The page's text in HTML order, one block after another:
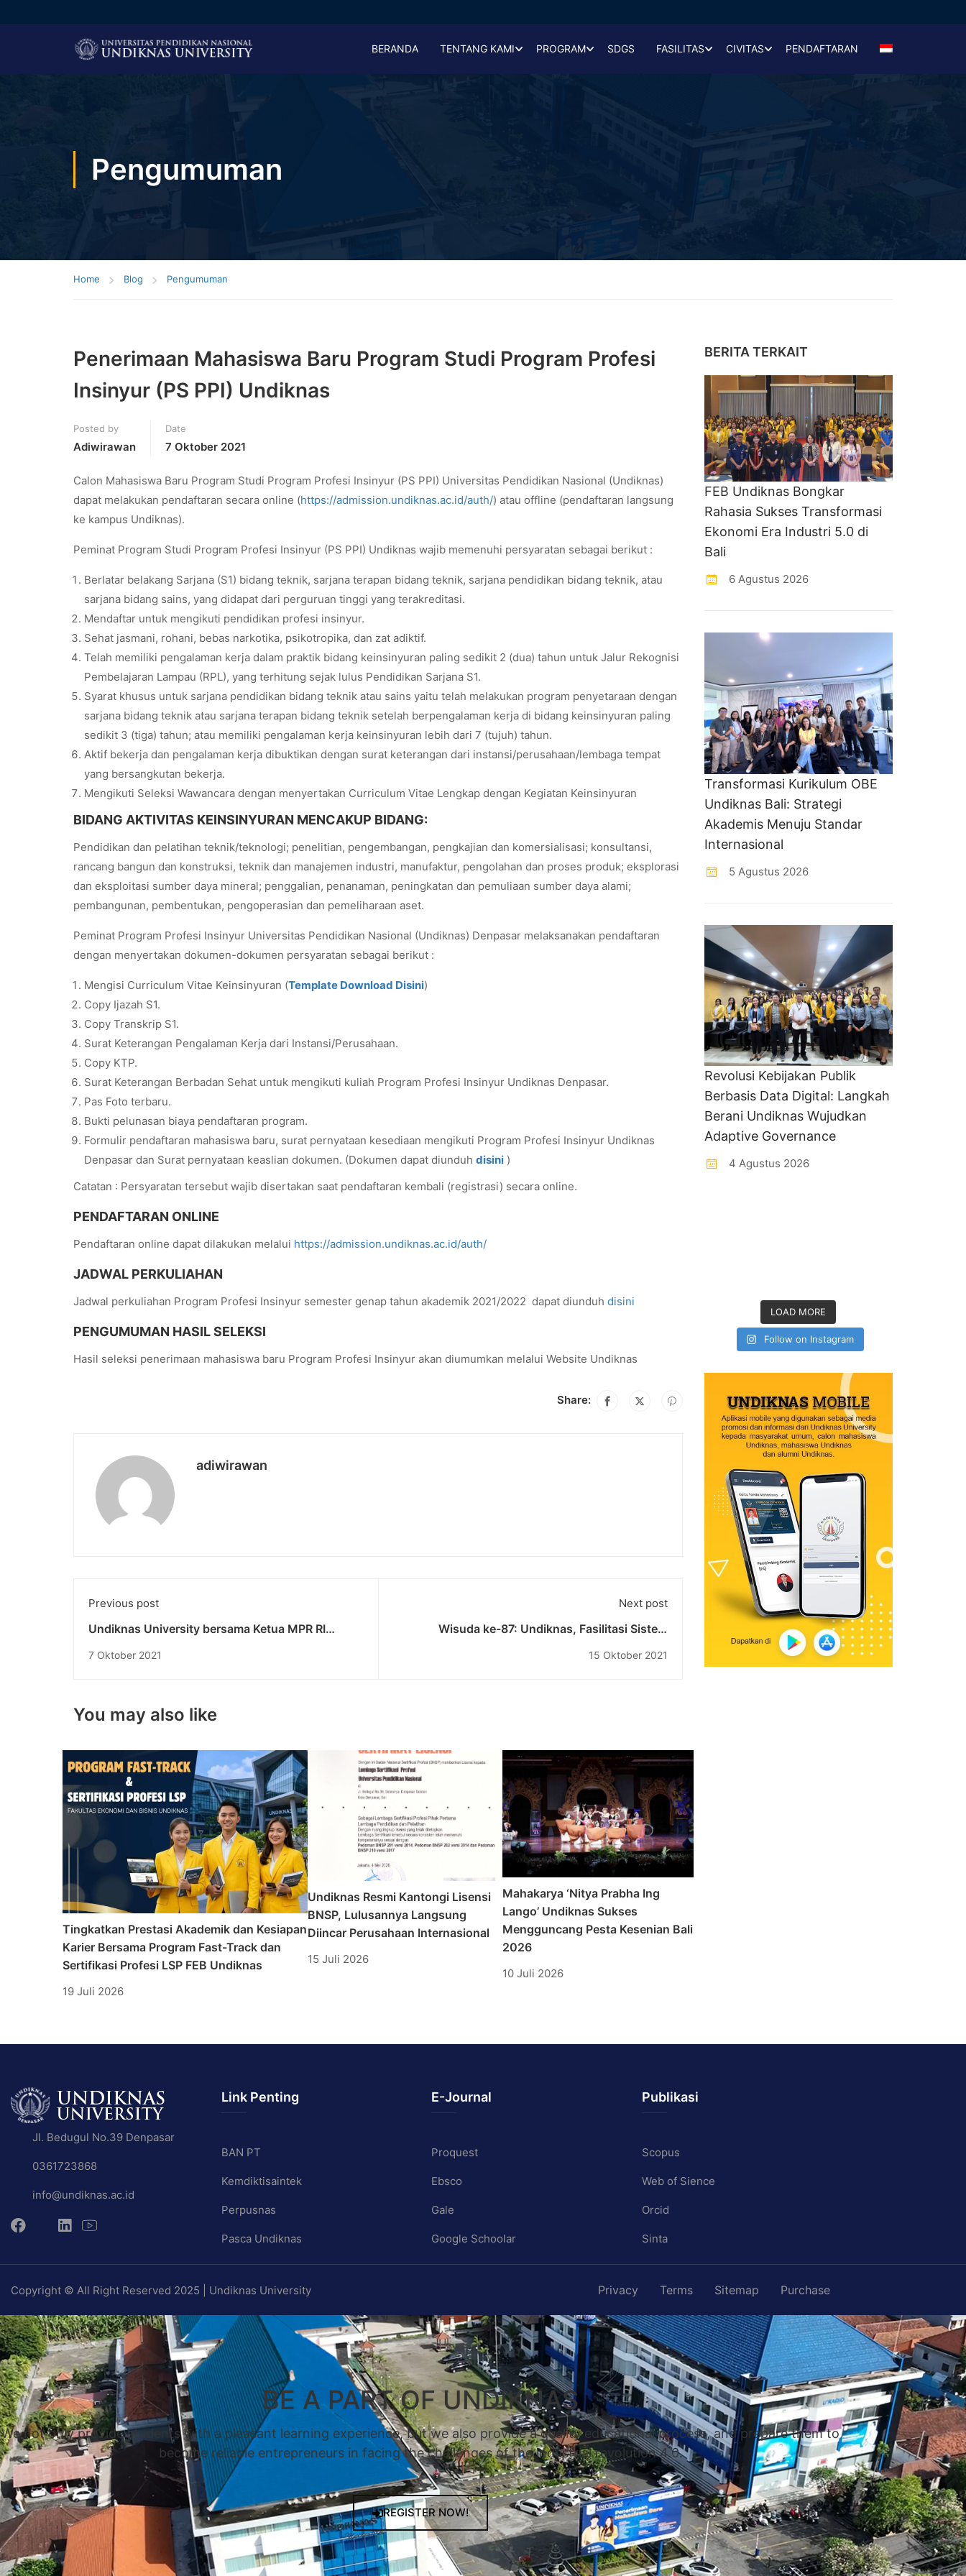
BERANDA TENTANG KAMI PROGRAM SDGS FASILITAS CIVITAS PENDAFTARAN
Pengumuman
Home Blog Pengumuman
Penerimaan Mahasiswa Baru Program Studi Program Profesi
Insinyur (PS PPI) Undiknas
Posted by
Adiwirawan
Date
7 Oktober 2021
Calon Mahasiswa Baru Program Studi Program Profesi Insinyur (PS PPI) Universitas Pendidikan Nasional (Undiknas)
dapat melakukan pendaftaran secara online (https://admission.undiknas.ac.id/auth/) atau offline (pendaftaran langsung
ke kampus Undiknas).
Peminat Program Studi Program Profesi Insinyur (PS PPI) Undiknas wajib memenuhi persyaratan sebagai berikut :
Berlatar belakang Sarjana (S1) bidang teknik, sarjana terapan bidang teknik, sarjana pendidikan bidang teknik, atau
sarjana bidang sains, yang didapat dari perguruan tinggi yang terakreditasi.
Mendaftar untuk mengikuti pendidikan profesi insinyur.
Sehat jasmani, rohani, bebas narkotika, psikotropika, dan zat adiktif.
Telah memiliki pengalaman kerja dalam praktik bidang keinsinyuran paling sedikit 2 (dua) tahun untuk Jalur Rekognisi
Pembelajaran Lampau (RPL), yang terhitung sejak lulus Pendidikan Sarjana S1.
Syarat khusus untuk sarjana pendidikan bidang teknik atau sains yaitu telah melakukan program penyetaraan dengan
sarjana bidang teknik atau sarjana terapan bidang teknik setelah berpengalaman kerja di bidang keinsinyuran paling
sedikit 3 (tiga) tahun; atau memiliki pengalaman kerja keinsinyuran lebih dari 7 (tujuh) tahun.
Aktif bekerja dan pengalaman kerja dibuktikan dengan surat keterangan dari instansi/perusahaan/lembaga tempat
yang bersangkutan bekerja.
Mengikuti Seleksi Wawancara dengan menyertakan Curriculum Vitae Lengkap dengan Kegiatan Keinsinyuran
BIDANG AKTIVITAS KEINSINYURAN MENCAKUP BIDANG:
Pendidikan dan pelatihan teknik/teknologi; penelitian, pengembangan, pengkajian dan komersialisasi; konsultansi,
rancang bangun dan konstruksi, teknik dan manajemen industri, manufaktur, pengolahan dan proses produk; eksplorasi
dan eksploitasi sumber daya mineral; penggalian, penanaman, peningkatan dan pemuliaan sumber daya alami;
pembangunan, pembentukan, pengoperasian dan pemeliharaan aset.
Peminat Program Profesi Insinyur Universitas Pendidikan Nasional (Undiknas) Denpasar melaksanakan pendaftaran
dengan menyertakan dokumen-dokumen persyaratan sebagai berikut :
Mengisi Curriculum Vitae Keinsinyuran (Template Download Disini)
Copy Ijazah S1.
Copy Transkrip S1.
Surat Keterangan Pengalaman Kerja dari Instansi/Perusahaan.
Copy KTP.
Surat Keterangan Berbadan Sehat untuk mengikuti kuliah Program Profesi Insinyur Undiknas Denpasar.
Pas Foto terbaru.
Bukti pelunasan biaya pendaftaran program.
Formulir pendaftaran mahasiswa baru, surat pernyataan kesediaan mengikuti Program Profesi Insinyur Undiknas
Denpasar dan Surat pernyataan keaslian dokumen. (Dokumen dapat diunduh disini )
Catatan : Persyaratan tersebut wajib disertakan saat pendaftaran kembali (registrasi) secara online.
PENDAFTARAN ONLINE
Pendaftaran online dapat dilakukan melalui https://admission.undiknas.ac.id/auth/
JADWAL PERKULIAHAN
Jadwal perkuliahan Program Profesi Insinyur semester genap tahun akademik 2021/2022 dapat diunduh disini
PENGUMUMAN HASIL SELEKSI
Hasil seleksi penerimaan mahasiswa baru Program Profesi Insinyur akan diumumkan melalui Website Undiknas
Share:
adiwirawan
Previous post
Undiknas University bersama Ketua MPR RI
7 Oktober 2021
Next post
Wisuda ke-87: Undiknas, Fasilitasi Sistem
15 Oktober 2021
You may also like
Tingkatkan Prestasi Akademik dan Kesiapan
Karier Bersama Program Fast-Track dan
Sertifikasi Profesi LSP FEB Undiknas
19 Juli 2026
Undiknas Resmi Kantongi Lisensi
BNSP, Lulusannya Langsung
Diincar Perusahaan Internasional
15 Juli 2026
Mahakarya ‘Nitya Prabha Ing
Lango’ Undiknas Sukses
Mengguncang Pesta Kesenian Bali
2026
10 Juli 2026
BERITA TERKAIT
FEB Undiknas Bongkar
Rahasia Sukses Transformasi
Ekonomi Era Industri 5.0 di
Bali
6 Agustus 2026
Transformasi Kurikulum OBE
Undiknas Bali: Strategi
Akademis Menuju Standar
Internasional
5 Agustus 2026
Revolusi Kebijakan Publik
Berbasis Data Digital: Langkah
Berani Undiknas Wujudkan
Adaptive Governance
4 Agustus 2026
LOAD MORE
Follow on Instagram
Jl. Bedugul No.39 Denpasar
0361723868
info@undiknas.ac.id
Link Penting
BAN PT
Kemdiktisaintek
Perpusnas
Pasca Undiknas
E-Journal
Proquest
Ebsco
Gale
Google Schoolar
Publikasi
Scopus
Web of Sience
Orcid
Sinta
Copyright © All Right Reserved 2025 | Undiknas University Privacy Terms Sitemap Purchase
BE A PART OF UNDIKNAS
We not only provide students with a pleasant learning experience, but we also provide a quality educational process, and prepare them to
become reliable entrepreneurs in facing the challenges of the industrial revolution 4.0.
REGISTER NOW!